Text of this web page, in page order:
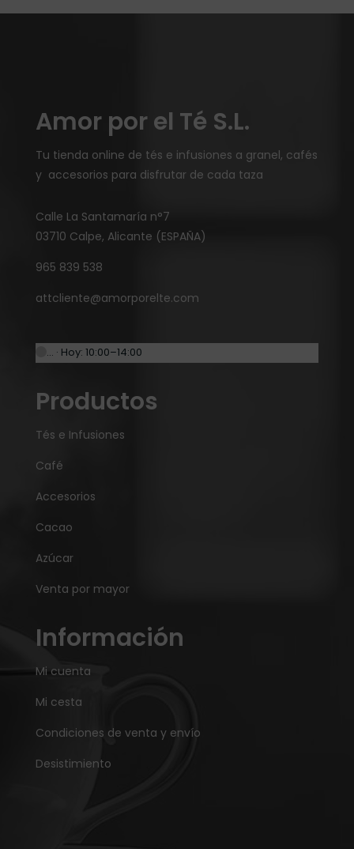
Amor por el Té S.L.
Tu tienda online de tés e infusiones a granel, cafés
y accesorios para disfrutar de cada taza
Calle La Santamaría n°7
03710 Calpe, Alicante (ESPAÑA)
965 839 538
attcliente@amorporelte.com
… · Hoy: 10:00–14:00
Productos
Tés e Infusiones
Café
Accesorios
Cacao
Azúcar
Venta por mayor
Información
Mi cuenta
Mi cesta
Condiciones de venta y envío
Desistimiento